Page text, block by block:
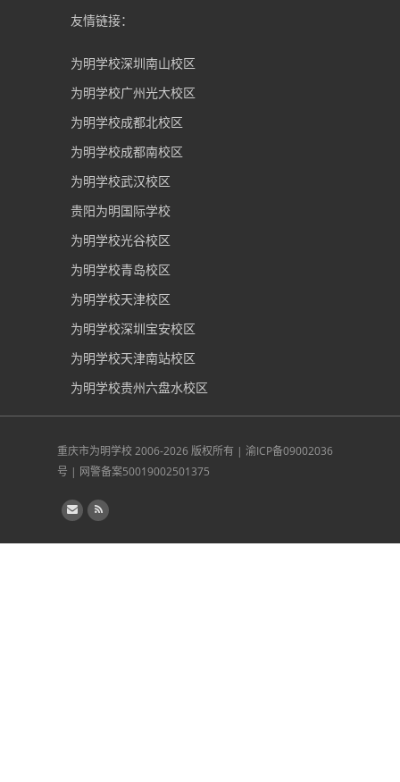
友情链接：
为明学校深圳南山校区
为明学校广州光大校区
为明学校成都北校区
为明学校成都南校区
为明学校武汉校区
贵阳为明国际学校
为明学校光谷校区
为明学校青岛校区
为明学校天津校区
为明学校深圳宝安校区
为明学校天津南站校区
为明学校贵州六盘水校区
重庆市为明学校2006-2026 版权所有 | 渝ICP备09002036
号 | 网警备案50019002501375